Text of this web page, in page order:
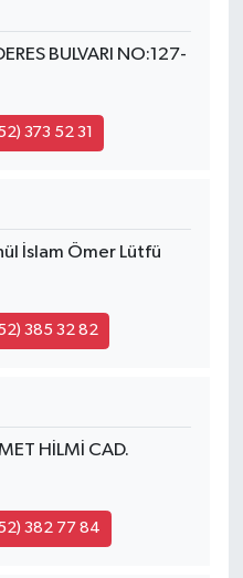
BULVARI NO:127-
373 52 31
İslam Ömer Lütfü
385 32 82
HİLMİ CAD.
382 77 84